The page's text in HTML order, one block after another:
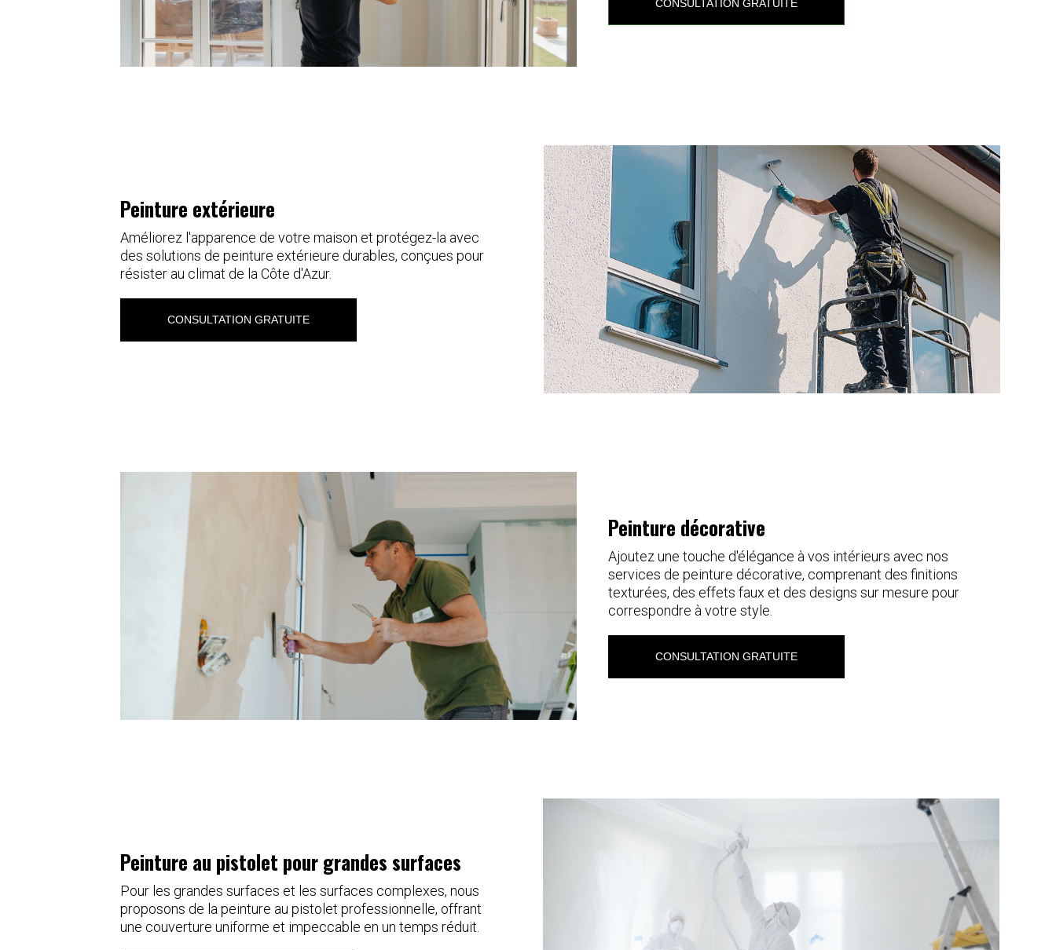
Peinture décorative
CONSULTATION GRATUITE
Ajoutez une touche d'élégance à vos intérieurs avec nos
services de peinture décorative, comprenant des finitions
texturées, des effets faux et des designs sur mesure pour
correspondre à votre style.
Peinture au pistolet pour grandes surfaces
Pour les grandes surfaces et les surfaces complexes, nous
proposons de la peinture au pistolet professionnelle, offrant
une couverture uniforme et impeccable en un temps réduit.
Peinture extérieure
CONSULTATION GRATUITE
Améliorez l'apparence de votre maison et protégez-la avec
des solutions de peinture extérieure durables, conçues pour
résister au climat de la Côte d'Azur.
CONSULTATION GRATUITE